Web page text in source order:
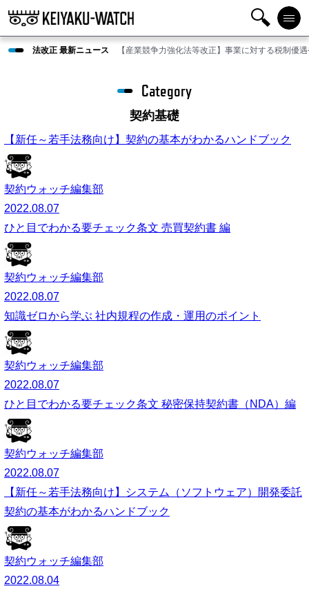
検
索
メニ
ュー
法改正 最新ニュース 【産業競争力強化法等改正】事業に対する税制優
契約基礎
Category
【新任～若手法務向け】契約の基本がわかるハンドブック
契約ウォッチ編集部
2022.08.07
ひと目でわかる要チェック条文 売買契約書 編
契約ウォッチ編集部
2022.08.07
知識ゼロから学ぶ 社内規程の作成・運用のポイント
契約ウォッチ編集部
2022.08.07
ひと目でわかる要チェック条文 秘密保持契約書（NDA）編
契約ウォッチ編集部
2022.08.07
【新任～若手法務向け】システム（ソフトウェア）開発委託
契約の基本がわかるハンドブック
契約ウォッチ編集部
2022.08.04